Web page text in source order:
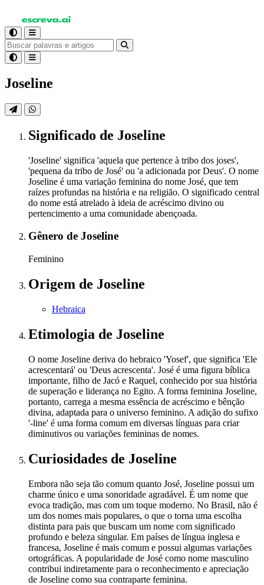
Joseline
Significado de Joseline
'Joseline' significa 'aquela que pertence à tribo dos joses',
'pequena da tribo de José' ou 'a adicionada por Deus'. O nome
Joseline é uma variação feminina do nome José, que tem
raízes profundas na história e na religião. O significado central
do nome está atrelado à ideia de acréscimo divino ou
pertencimento a uma comunidade abençoada.
Gênero de Joseline
Feminino
Origem de Joseline
Hebraica
Etimologia de Joseline
O nome Joseline deriva do hebraico 'Yosef', que significa 'Ele
acrescentará' ou 'Deus acrescenta'. José é uma figura bíblica
importante, filho de Jacó e Raquel, conhecido por sua história
de superação e liderança no Egito. A forma feminina Joseline,
portanto, carrega a mesma essência de acréscimo e bênção
divina, adaptada para o universo feminino. A adição do sufixo
'-line' é uma forma comum em diversas línguas para criar
diminutivos ou variações femininas de nomes.
Curiosidades de Joseline
Embora não seja tão comum quanto José, Joseline possui um
charme único e uma sonoridade agradável. É um nome que
evoca tradição, mas com um toque moderno. No Brasil, não é
um dos nomes mais populares, o que o torna uma escolha
distinta para pais que buscam um nome com significado
profundo e beleza singular. Em países de língua inglesa e
francesa, Joseline é mais comum e possui algumas variações
ortográficas. A popularidade de José como nome masculino
contribui indiretamente para o reconhecimento e apreciação
de Joseline como sua contraparte feminina.